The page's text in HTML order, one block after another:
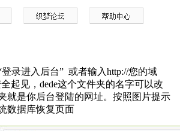
录进入后台” 或者输入http://您的域
起见，dede这个文件夹的名字可以改
就是你后台登陆的网址。按照图片提示
数据库恢复页面